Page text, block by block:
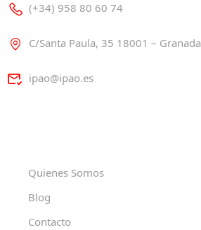
(+34) 958 80 60 74
C/Santa Paula, 35 18001 – Granada
ipao@ipao.es
Quienes Somos
Blog
Contacto